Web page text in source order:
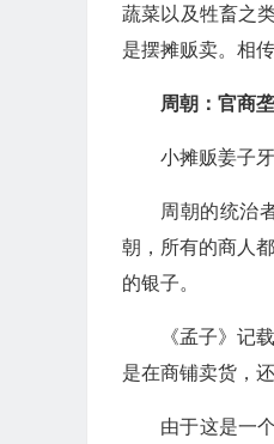
蔬菜以及牲畜之
是摆摊贩卖。相
周朝：官商
小摊贩姜子
周朝的统治
朝，所有的商人
的银子。
《孟子》记
是在商铺卖货，
由于这是一